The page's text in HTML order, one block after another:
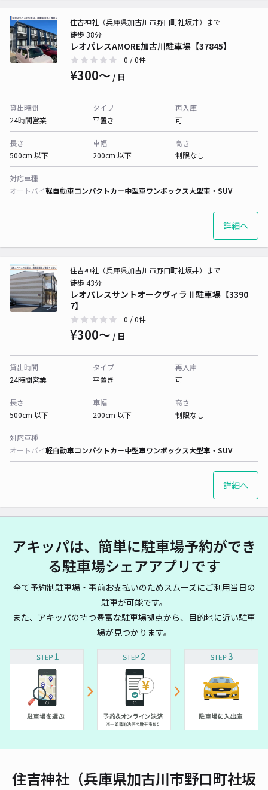
レオパレスAMORE加古川駐車場【37845】
住吉神社（兵庫県加古川市野口町社坂井）まで
徒歩 38分
0 / 0件
¥300〜 / 日
貸出時間
24時間営業
タイプ
平置き
再入庫
可
長さ
500cm 以下
車幅
200cm 以下
高さ
制限なし
対応車種
オートバイ軽自動車コンパクトカー中型車ワンボックス大型車・SUV
詳細へ
レオパレスサントオークヴィラⅡ駐車場【3390
7】
住吉神社（兵庫県加古川市野口町社坂井）まで
徒歩 43分
0 / 0件
¥300〜 / 日
貸出時間
24時間営業
タイプ
平置き
再入庫
可
長さ
500cm 以下
車幅
200cm 以下
高さ
制限なし
対応車種
オートバイ軽自動車コンパクトカー中型車ワンボックス大型車・SUV
詳細へ
アキッパは、簡単に駐車場予約ができ
る駐車場シェアアプリです
全て予約制駐車場・事前お支払いのためスムーズにご利用当日の
駐車が可能です。
また、アキッパの持つ豊富な駐車場拠点から、目的地に近い駐車
場が見つかります。
住吉神社（兵庫県加古川市野口町社坂